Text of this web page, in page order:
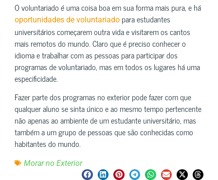
O voluntariado é uma coisa boa em sua forma mais pura, e há
oportunidades de voluntariado para estudantes
universitários começarem outra vida e visitarem os cantos
mais remotos do mundo. Claro que é preciso conhecer o
idioma e trabalhar com as pessoas para participar dos
programas de voluntariado, mas em todos os lugares há uma
especificidade.
Fazer parte dos programas no exterior pode fazer com que
qualquer aluno se sinta único e ao mesmo tempo pertencente
não apenas ao ambiente de um estudante universitário, mas
também a um grupo de pessoas que são conhecidas como
habitantes do mundo.
Morar no Exterior